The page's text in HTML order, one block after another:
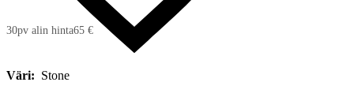
30pv alin hinta65 €
Väri: Stone